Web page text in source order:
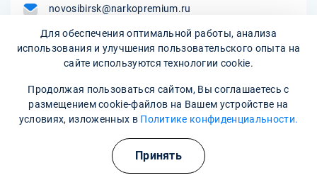
novosibirsk@narkopremium.ru
Записаться на прием
Для обеспечения оптимальной работы, анализа
использования и улучшения пользовательского опыта на
сайте используются технологии cookie.
Продолжая пользоваться сайтом, Вы соглашаетесь с
размещением cookie-файлов на Вашем устройстве на
условиях, изложенных в Политике конфиденциальности.
Принять